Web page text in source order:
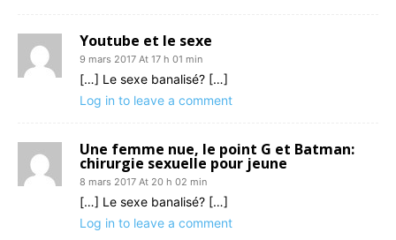
Youtube et le sexe
9 mars 2017 At 17 h 01 min
[…] Le sexe banalisé? […]
Log in to leave a comment
Une femme nue, le point G et Batman:
chirurgie sexuelle pour jeune
8 mars 2017 At 20 h 02 min
[…] Le sexe banalisé? […]
Log in to leave a comment